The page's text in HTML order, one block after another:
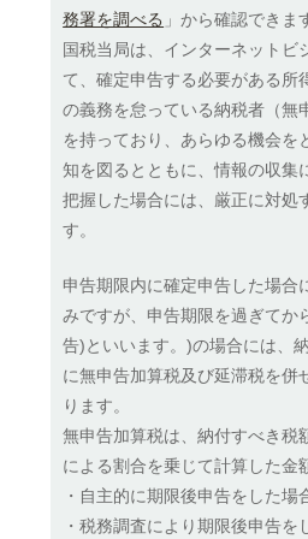
務署を調べる 」から確認できま
国税当局は、インターネットビ
て、確定申告する必要がある所
の義務を怠っている納税者（無
を持っており、あらゆる機会を
知を図るとともに、情報の収集
把握した場合には、厳正に対処
す。
申告期限内に確定申告した場合
みですが、申告期限を過ぎてか
告)といいます。)の場合には、
に無申告加算税及び延滞税を併
ります。
無申告加算税は、納付すべき税
による割合を乗じて計算した金
・自主的に期限後申告をした
・税務調査により期限後申告